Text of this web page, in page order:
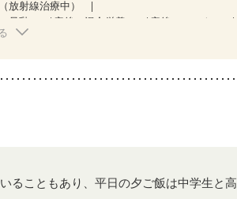
放射線治療中）
母乳） 産後（混合栄養）
産後（ミルク）
わせた体作り）
ることもあり、平日の夕ご飯は中学生と高